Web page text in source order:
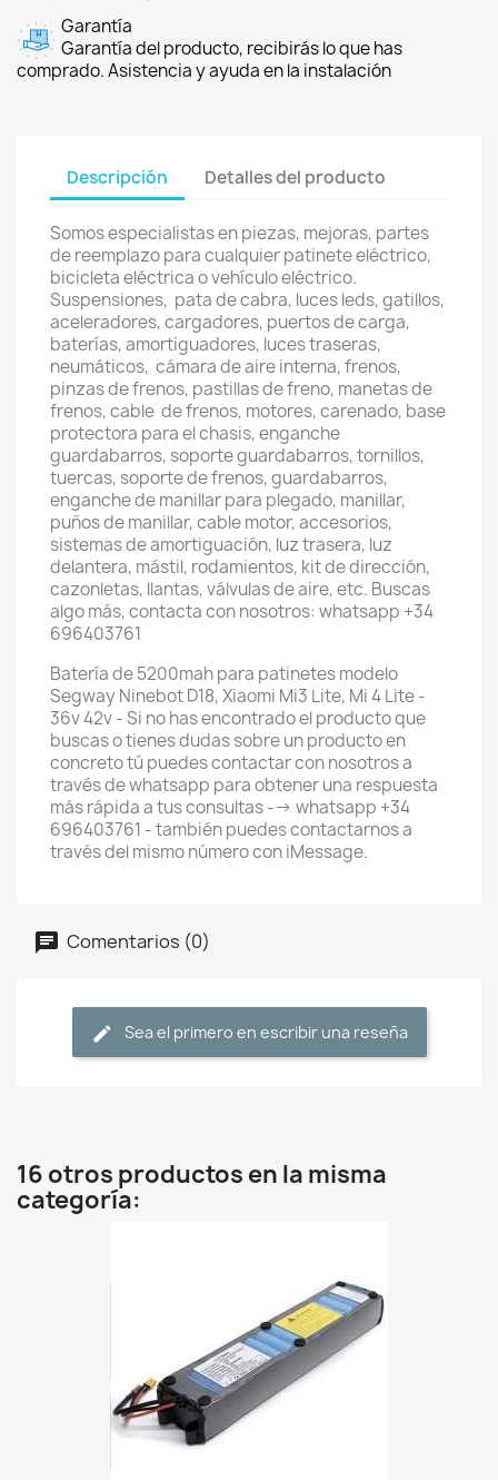
Garantía
Garantía del producto, recibirás lo que has
comprado. Asistencia y ayuda en la instalación
Descripción Detalles del producto
Somos especialistas en piezas, mejoras, partes
de reemplazo para cualquier patinete eléctrico,
bicicleta eléctrica o vehículo eléctrico.
Suspensiones, pata de cabra, luces leds, gatillos,
aceleradores, cargadores, puertos de carga,
baterías, amortiguadores, luces traseras,
neumáticos, cámara de aire interna, frenos,
pinzas de frenos, pastillas de freno, manetas de
frenos, cable de frenos, motores, carenado, base
protectora para el chasis, enganche
guardabarros, soporte guardabarros, tornillos,
tuercas, soporte de frenos, guardabarros,
enganche de manillar para plegado, manillar,
puños de manillar, cable motor, accesorios,
sistemas de amortiguación, luz trasera, luz
delantera, mástil, rodamientos, kit de dirección,
cazonletas, llantas, válvulas de aire, etc. Buscas
algo más, contacta con nosotros: whatsapp +34
696403761
Batería de 5200mah para patinetes modelo
Segway Ninebot D18, Xiaomi Mi3 Lite, Mi 4 Lite -
36v 42v - Si no has encontrado el producto que
buscas o tienes dudas sobre un producto en
concreto tú puedes contactar con nosotros a
través de whatsapp para obtener una respuesta
más rápida a tus consultas --> whatsapp +34
696403761 - también puedes contactarnos a
través del mismo número con iMessage.
Comentarios (0)
Sea el primero en escribir una reseña
16 otros productos en la misma
categoría: